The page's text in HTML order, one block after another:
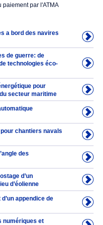
par l'ATMA
a bord des navires
de guerre: de
technologies éco-
pour
secteur maritime
chantiers navals
des
d’un
d’éolienne
appendice de
numériques et